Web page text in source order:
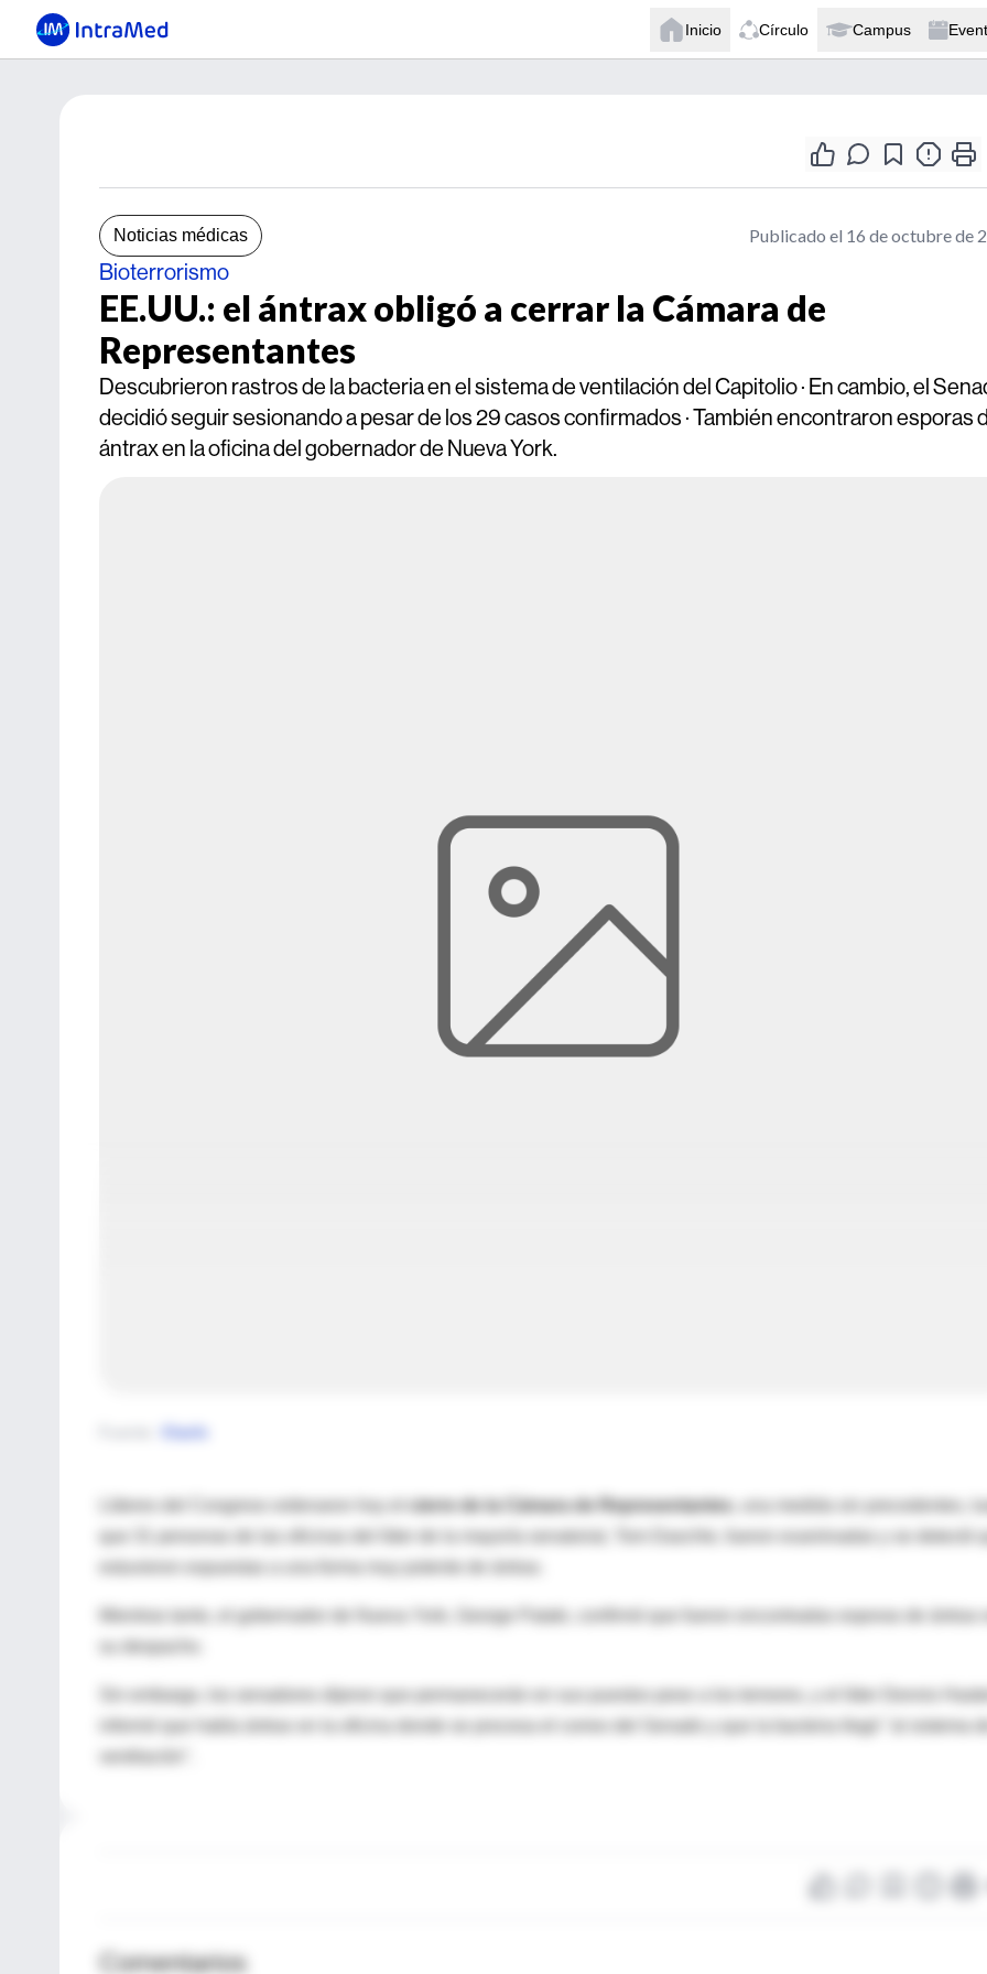
Inicio Círculo Campus
Noticias médicas Publicado el 16 de octubre de
Bioterrorismo
EE.UU.: el ántrax obligó a cerrar la Cámara de
Representantes
Descubrieron rastros de la bacteria en el sistema de ventilación del Capitolio · En cambio, el
decidió seguir sesionando a pesar de los 29 casos confirmados · También encontraron esporas
ántrax en la oficina del gobernador de Nueva York.
Clarín
Líderes del Congreso ordenaron hoy el cierre de la Cámara de Representantes
, una medida sin precedentes,
que 31 personas de las oficinas del líder de la mayoría senatorial, Tom Daschle, fueron examinadas y se detectó
Mientras tanto, el gobernador de Nueva York, George Pataki, confirmó que fueron encontradas esporas de ántrax
su despacho.
Sin embargo, los senadores dijeron que permanecerán en sus puestos pese a los temores, y el líder Dennis
informó que había ántrax en la oficina donde se procesa el correo del Senado y que la bacteria llegó "al sistema de
Comentarios